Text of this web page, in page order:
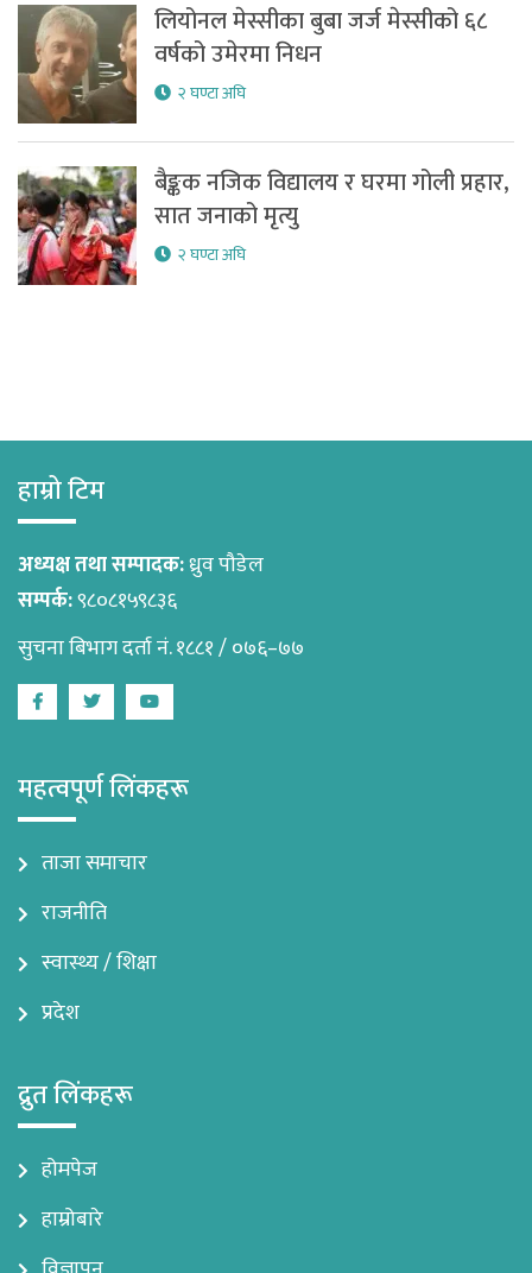
लियोनल मेस्सीका बुबा जर्ज मेस्सीको ६८
वर्षको उमेरमा निधन
२ घण्टा अघि
बैङ्कक नजिक विद्यालय र घरमा गोली प्रहार,
सात जनाको मृत्यु
२ घण्टा अघि
हाम्रो टिम
अध्यक्ष तथा सम्पादक:ध्रुव पौडेल
सम्पर्क:९८०८१५९८३६
सुचना बिभाग दर्ता नं. १८८१ / ०७६–७७
FacebookTwitterYoutube
महत्वपूर्ण लिंकहरू
ताजा समाचार
राजनीति
स्वास्थ्य / शिक्षा
प्रदेश
द्रुत लिंकहरू
होमपेज
हाम्रोबारे